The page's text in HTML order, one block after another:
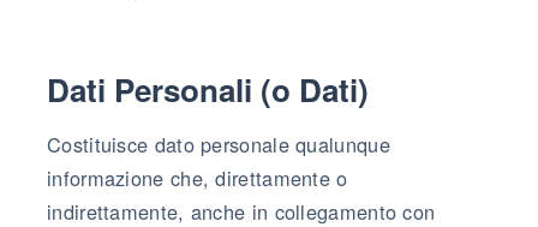
Dati Personali (o Dati)
Costituisce dato personale qualunque
informazione che, direttamente o
indirettamente, anche in collegamento con